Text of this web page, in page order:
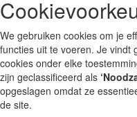
We gebruiken cookies om je
functies uit te voeren. Je vindt
cookies onder elke
zijn geclassificeerd als
opgeslagen omdat ze
de site.